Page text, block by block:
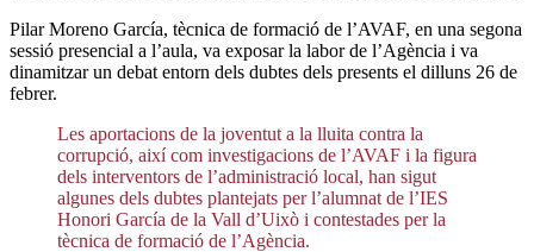
Pilar Moreno García, tècnica de formació de l’AVAF, en una segona
sessió presencial a l’aula, va exposar la labor de l’Agència i va
dinamitzar un debat entorn dels dubtes dels presents el dilluns 26 de
febrer.
Les aportacions de la joventut a la lluita contra la
corrupció, així com investigacions de l’AVAF i la figura
dels interventors de l’administració local, han sigut
algunes dels dubtes plantejats per l’alumnat de l’IES
Honori García de la Vall d’Uixò i contestades per la
tècnica de formació de l’Agència.